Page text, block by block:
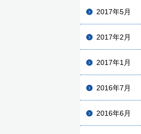
2017年5月
2017年2月
2017年1月
2016年7月
2016年6月